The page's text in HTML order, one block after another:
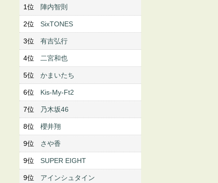
1位 陣内智則
2位 SixTONES
3位 有吉弘行
4位 二宮和也
5位 かまいたち
6位 Kis-My-Ft2
7位 乃木坂46
8位 櫻井翔
9位 さや香
9位 SUPER EIGHT
9位 アインシュタイン